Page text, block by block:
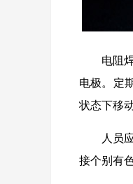
电阻
电极
状态下移动
人员
接个别有色